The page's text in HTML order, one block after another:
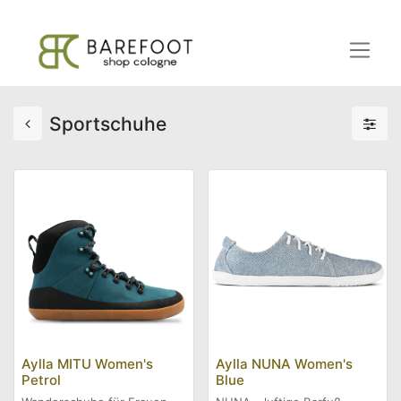
Sportschuhe
Aylla MITU Women's
Petrol
Aylla NUNA Women's
Blue